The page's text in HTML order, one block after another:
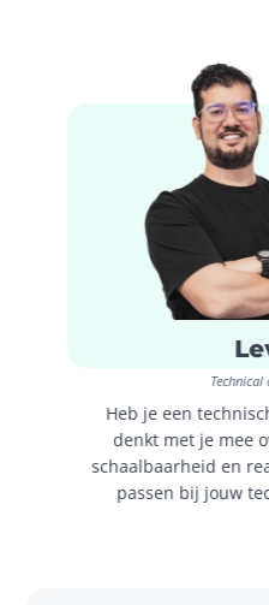
Technical
Heb je een
denkt met je mee
schaalbaarheid en
passen bij jouw